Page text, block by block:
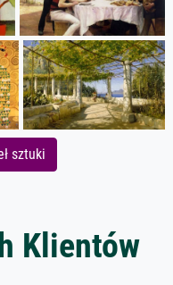
sztuki
Klientów